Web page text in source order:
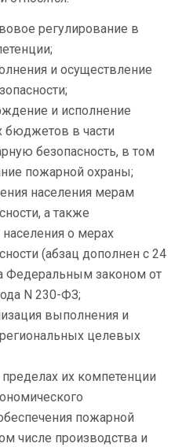
регулирование в
и осуществление
и исполнение
бюджетов в части
безопасность, в том
пожарной охраны;
населения мерам
а также
о мерах
(абзац дополнен с 24
Федеральным законом от
N 230-ФЗ;
выполнения и
целевых
их компетенции
пожарной
числе производства и